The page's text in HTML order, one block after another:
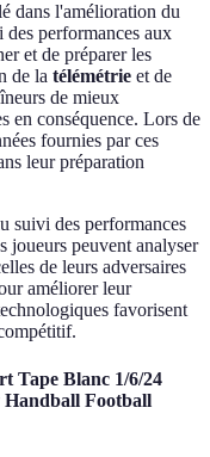
dans l'amélioration du
performances aux
et de préparer les
de la télémétrie et de
de mieux
en conséquence. Lors de
fournies par ces
leur préparation
suivi des performances
joueurs peuvent analyser
de leurs adversaires
améliorer leur
favorisent
Tape Blanc 1/6/24
Handball Football